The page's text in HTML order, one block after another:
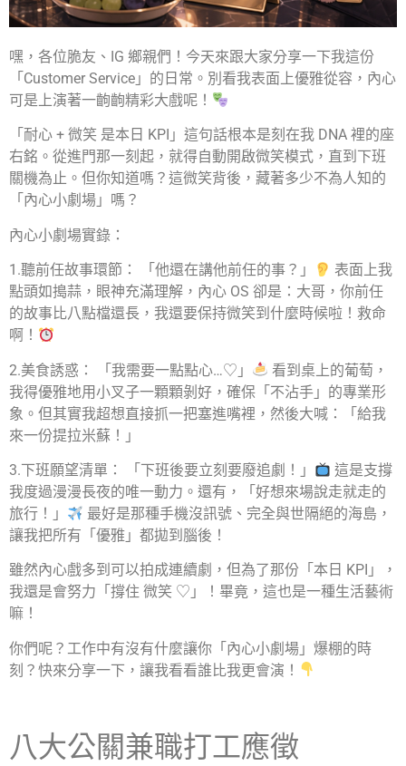
嘿，各位脆友、IG 鄉親們！今天來跟大家分享一下我這份
「Customer Service」的日常。別看我表面上優雅從容，內心
可是上演著一齣齣精彩大戲呢！
「耐心 + 微笑 是本日 KPI」這句話根本是刻在我 DNA 裡的座
右銘。從進門那一刻起，就得自動開啟微笑模式，直到下班
關機為止。但你知道嗎？這微笑背後，藏著多少不為人知的
「內心小劇場」嗎？
內心小劇場實錄：
1.聽前任故事環節： 「他還在講他前任的事？」
表面上我
點頭如搗蒜，眼神充滿理解，內心 OS 卻是：大哥，你前任
的故事比八點檔還長，我還要保持微笑到什麼時候啦！救命
啊！
2.美食誘惑： 「我需要一點點心…♡」
看到桌上的葡萄，
我得優雅地用小叉子一顆顆剝好，確保「不沾手」的專業形
象。但其實我超想直接抓一把塞進嘴裡，然後大喊：「給我
來一份提拉米蘇！」
3.下班願望清單： 「下班後要立刻要廢追劇！」
這是支撐
我度過漫漫長夜的唯一動力。還有，「好想來場說走就走的
旅行！」
最好是那種手機沒訊號、完全與世隔絕的海島，
讓我把所有「優雅」都拋到腦後！
雖然內心戲多到可以拍成連續劇，但為了那份「本日 KPI」，
我還是會努力「撐住 微笑 ♡」！畢竟，這也是一種生活藝術
嘛！
你們呢？工作中有沒有什麼讓你「內心小劇場」爆棚的時
刻？快來分享一下，讓我看看誰比我更會演！
八大公關兼職打工應徵